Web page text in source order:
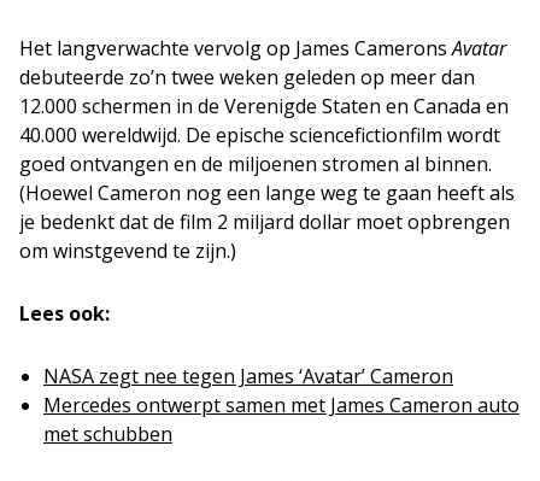
Het langverwachte vervolg op James CameronsAvatar
debuteerde zo’n twee weken geleden op meer dan
12.000 schermen in de Verenigde Staten en Canada en
40.000 wereldwijd. De epische sciencefictionfilm wordt
goed ontvangen en de miljoenen stromen al binnen.
(Hoewel Cameron nog een lange weg te gaan heeft als
je bedenkt dat de film 2 miljard dollar moet opbrengen
om winstgevend te zijn.)
Lees ook:
NASA zegt nee tegen James ‘Avatar’ Cameron
Mercedes ontwerpt samen met James Cameron auto
met schubben